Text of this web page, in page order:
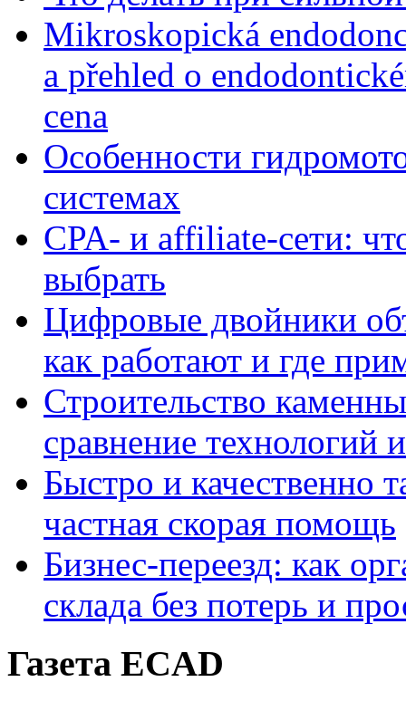
Mikroskopická
a přehled o
cena
Особенности
системах
CPA- и affiliate-сети:
выбрать
Цифровые двойники
как работают и где
Строительство
сравнение технологий
Быстро и качественно
частная скорая помощь
Бизнес-переезд: как
склада без потерь и
Газета ECAD